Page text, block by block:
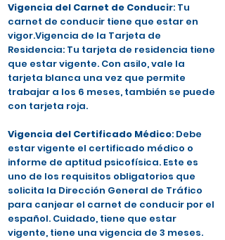
Vigencia del Carnet de Conducir: Tu
carnet de conducir tiene que estar en
vigor.Vigencia de la Tarjeta de
Residencia: Tu tarjeta de residencia tiene
que estar vigente. Con asilo, vale la
tarjeta blanca una vez que permite
trabajar a los 6 meses, también se puede
con tarjeta roja.
Vigencia del Certificado Médico: Debe
estar vigente el certificado médico o
informe de aptitud psicofísica. Este es
uno de los requisitos obligatorios que
solicita la Dirección General de Tráfico
para canjear el carnet de conducir por el
español. Cuidado, tiene que estar
vigente, tiene una vigencia de 3 meses.